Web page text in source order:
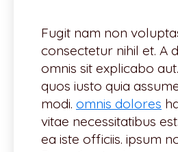
Fugit nam non
consectetur nihil et. A
omnis sit explicabo
quos iusto quia
modi. omnis dolores
vitae necessitatibus
ea iste officiis. ipsum